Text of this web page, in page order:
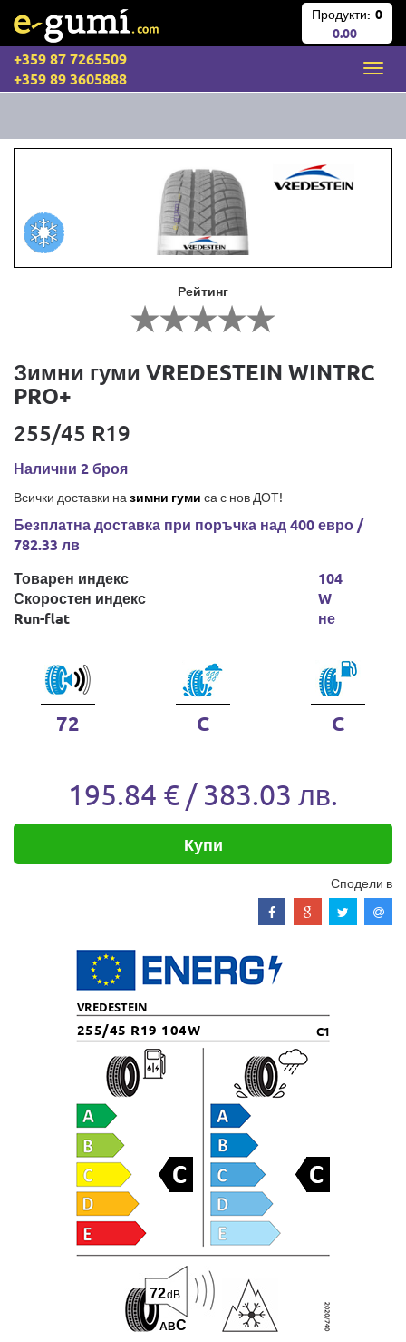
Продукти: 0
0.00
+359 87 7265509
+359 89 3605888
Рейтинг
Зимни гуми VREDESTEIN WINTRC
PRO+
255/45 R19
Налични 2 броя
Всички доставки на зимни гуми са с нов ДОТ!
Безплатна доставка при поръчка над 400 евро /
782.33 лв
Товарен индекс
Скоростен индекс
Run-flat
104
W
не
72 C C
195.84 € / 383.03 лв.
Купи
Сподели в
VREDESTEIN
255/45 R19 104W C1
ABC
72dB